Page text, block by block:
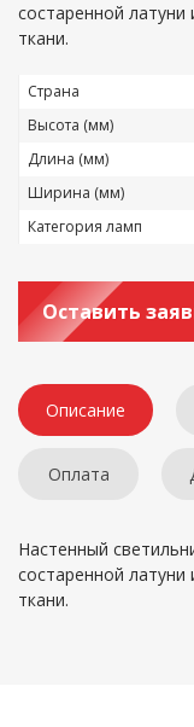
состаренной
ткани.
Страна
Высота (мм)
Длина (мм)
Ширина (мм)
Категория ламп
Оставить
Описание
Оплата
Настенный
состаренной
ткани.